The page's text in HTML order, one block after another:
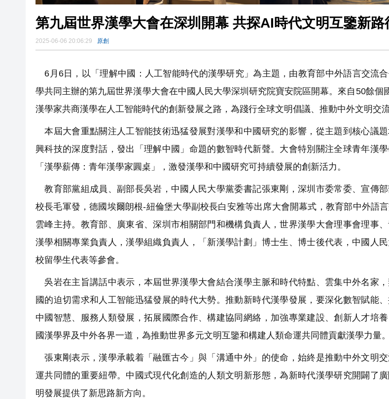
第九屆世界漢學大會在深圳開幕 共探AI時代文明互鑒新路
2025-06-06 20:06:29 原創
6月6日，以「理解中國：人工智能時代的漢學研究」為主題，由教育部中外語言交流
學共同主辦的第九屆世界漢學大會在中國人民大學深圳研究院寶安院區開幕。來自50餘個
漢學家共商漢學在人工智能時代的創新發展之路，為踐行全球文明倡議、推動中外文明交
本屆大會重點關注人工智能技術迅猛發展對漢學和中國研究的影響，從主題到核心議
興科技的深度對話，發出「理解中國」命題的數智時代新聲。大會特別關注全球青年漢
「漢學薪傳：青年漢學家圓桌」，激發漢學和中國研究可持續發展的創新活力。
教育部黨組成員、副部長吳岩，中國人民大學黨委書記張東剛，深圳市委常委、宣傳
校長毛軍發，德國埃爾朗根-紐倫堡大學副校長白安雅等出席大會開幕式，教育部中外語
雲峰主持。教育部、廣東省、深圳市相關部門和機構負責人，世界漢學大會理事會理事
漢學相關專業負責人，漢學組織負責人，「新漢學計劃」博士生、博士後代表，中國人
校留學生代表等參會。
吳岩在主旨講話中表示，本屆世界漢學大會結合漢學主脈和時代特點、雲集中外名家
國的迫切需求和人工智能迅猛發展的時代大勢。推動新時代漢學發展，要深化數智賦能
中國智慧、服務人類發展，拓展國際合作、構建協同網絡，加強專業建設、創新人才培
國漢學界及中外各界一道，為推動世界多元文明互鑒和構建人類命運共同體貢獻漢學力量。
張東剛表示，漢學承載着「融匯古今」與「溝通中外」的使命，始終是推動中外文明
運共同體的重要紐帶。中國式現代化創造的人類文明新形態，為新時代漢學研究開闢了
明發展提供了新思路新方向。